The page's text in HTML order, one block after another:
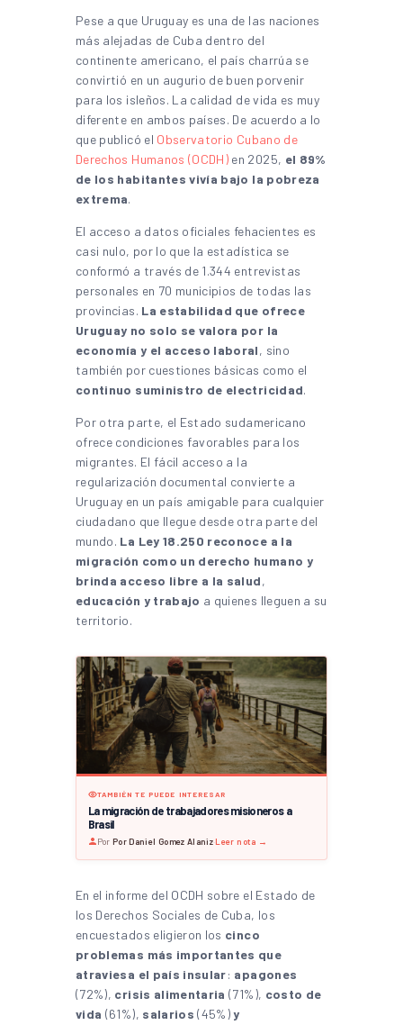
Pese a que Uruguay es una de las naciones
más alejadas de Cuba dentro del
continente americano, el país charrúa se
convirtió en un augurio de buen porvenir
para los isleños. La calidad de vida es muy
diferente en ambos países. De acuerdo a lo
que publicó el Observatorio Cubano de
Derechos Humanos (OCDH) en 2025, el 89%
de los habitantes vivía bajo la pobreza
extrema.
El acceso a datos oficiales fehacientes es
casi nulo, por lo que la estadística se
conformó a través de 1.344 entrevistas
personales en 70 municipios de todas las
provincias. La estabilidad que ofrece
Uruguay no solo se valora por la
economía y el acceso laboral, sino
también por cuestiones básicas como el
continuo suministro de electricidad.
Por otra parte, el Estado sudamericano
ofrece condiciones favorables para los
migrantes. El fácil acceso a la
regularización documental convierte a
Uruguay en un país amigable para cualquier
ciudadano que llegue desde otra parte del
mundo. La Ley 18.250 reconoce a la
migración como un derecho humano y
brinda acceso libre a la salud,
educación y trabajo a quienes lleguen a su
territorio.
TAMBIÉN TE PUEDE INTERESAR
La migración de trabajadores misioneros a
Brasil
Por Por Daniel Gomez Alaniz·Leer nota →
En el informe del OCDH sobre el Estado de
los Derechos Sociales de Cuba, los
encuestados eligieron los cinco
problemas más importantes que
atraviesa el país insular: apagones
(72%), crisis alimentaria(71%), costo de
vida (61%), salarios(45%)y